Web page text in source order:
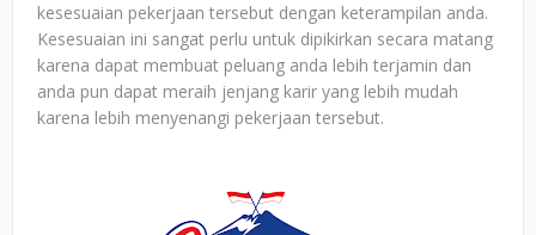
kesesuaian pekerjaan tersebut dengan keterampilan anda.
Kesesuaian ini sangat perlu untuk dipikirkan secara matang
karena dapat membuat peluang anda lebih terjamin dan
anda pun dapat meraih jenjang karir yang lebih mudah
karena lebih menyenangi pekerjaan tersebut.